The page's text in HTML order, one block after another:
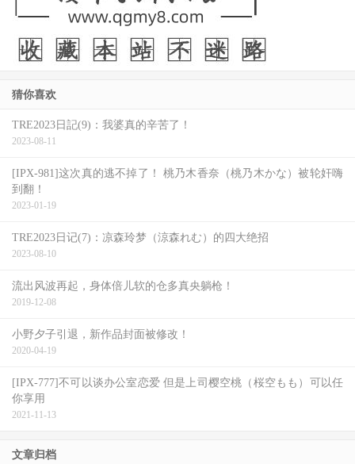
嗯，坦白说，蛮负面的，而且重点是明日见虽然说了想工
作，但应该指的不是艾薇女艺人的工作，至于她想做什么我
课程、过去也曾经是15万订阅的油土伯，但先不要讲现在的
Youtuber因为长片不好做导致流量下降，做Youtuber所需要
的成本和实质收益真的是不成比例，我也不是很建议社长大
人去做这块〜
所以除了很负面的想法外，明日见未来
向；我是觉得不拍艾薇没关系，如果生活没问题再休息一下
实在不行啊⋯
猜你喜欢
TRE2023日記(9)：我婆真的辛苦了！
2023-08-11
[IPX-981]这次真的逃不掉了！ 桃乃木香奈（桃乃木かな）被轮奸嗨
到翻！
2023-01-19
TRE2023日记(7)：凉森玲梦（涼森れむ）的四大绝招
2023-08-10
流出风波再起，身体倍儿软的仓多真央躺枪！
2019-12-08
小野夕子引退，新作品封面被修改！
2020-04-19
[IPX-777]不可以谈办公室恋爱 但是上司樱空桃（桜空もも）可以任
你享用
2021-11-13
文章归档